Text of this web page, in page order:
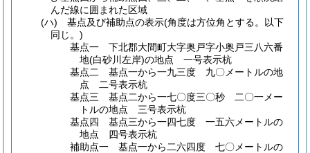
んだ線に囲まれた区域
(ハ) 基点及び補助点の表示(角度は方位角とする。以下
同じ。)
基点一 下北郡大間町大字奥戸字小奥戸三八六番
地(白砂川左岸)の地点 一号表示杭
基点二 基点一から一九三度 九〇メートルの地
点 二号表示杭
基点三 基点二から一七〇度三〇秒 二〇一メー
トルの地点 三号表示杭
基点四 基点三から一四七度 一五六メートルの
地点 四号表示杭
補助点一 基点一から二六四度 七〇メートルの